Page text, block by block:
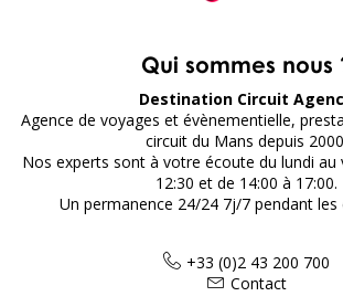
Qui sommes nous
Destination Circuit
Agence de voyages et évènementielle,
circuit du Mans depuis
Nos experts sont à votre écoute du lundi au
12:30 et de 14:00 à 17:00.
Un permanence 24/24 7j/7 pendant les
+33 (0)2 43 200 700
Contact